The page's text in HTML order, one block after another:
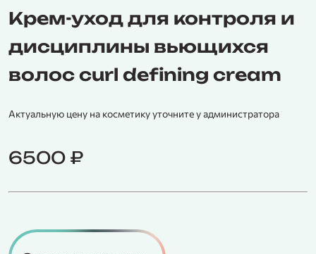
Крем-уход для контроля и
дисциплины вьющихся
волос curl defining cream
Актуальную цену на косметику уточните у администратора
6500 ₽